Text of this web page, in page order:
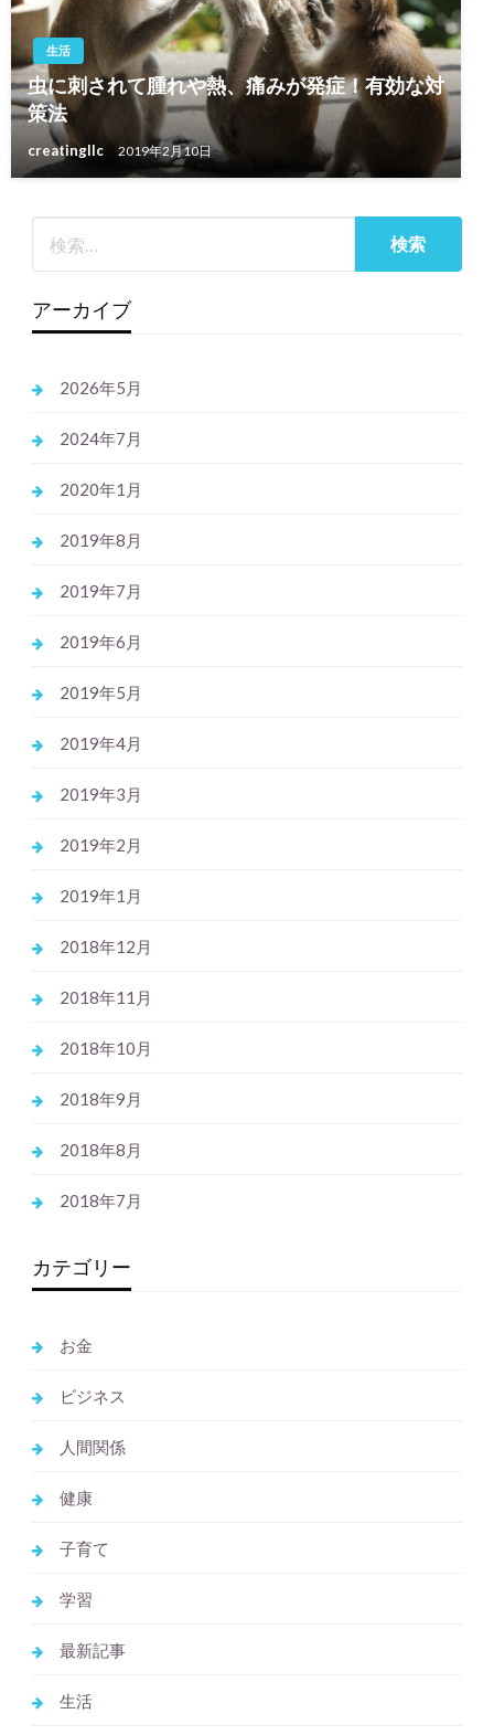
生活
虫に刺されて腫れや熱、痛みが発症！有効な対
策法
creatingllc 2019年2月10日
アーカイブ
2026年5月
2024年7月
2020年1月
2019年8月
2019年7月
2019年6月
2019年5月
2019年4月
2019年3月
2019年2月
2019年1月
2018年12月
2018年11月
2018年10月
2018年9月
2018年8月
2018年7月
カテゴリー
お金
ビジネス
人間関係
健康
子育て
学習
最新記事
生活